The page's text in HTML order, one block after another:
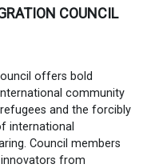
COUNCIL
offers bold
community
and the forcibly
international
Council members
from